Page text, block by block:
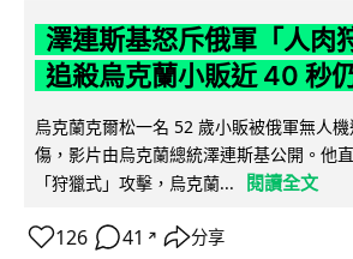
澤連斯基怒斥俄軍「人肉
追殺烏克蘭小販近 40 秒
烏克蘭克爾松一名 52 歲小販被俄軍無人
傷，影片由烏克蘭總統澤連斯基公開。他
「狩獵式」攻擊，烏克蘭...
閱讀全文
126 41 ↗ 分享